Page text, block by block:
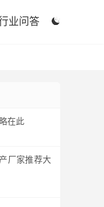

业问答
在此
厂家推荐大